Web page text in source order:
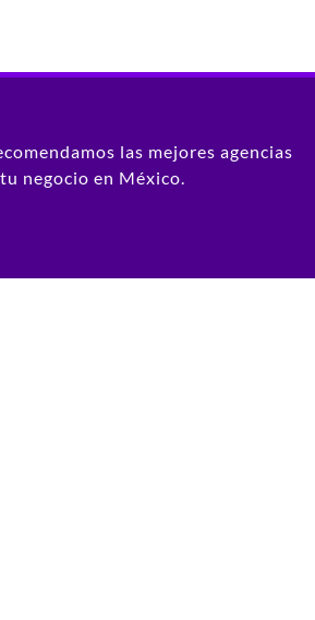
las mejores agencias
negocio en México.